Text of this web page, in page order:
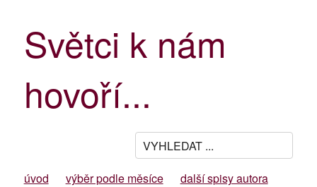
Světci k nám
hovoří...
úvod výběr podle měsíce
další spisy autora